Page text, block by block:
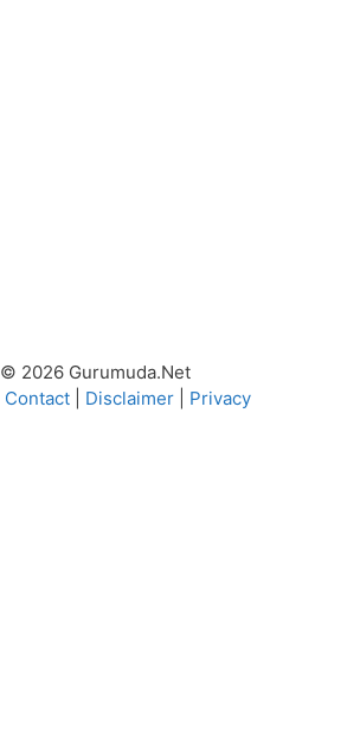
© 2026 Gurumuda.Net
Contact| Disclaimer| Privacy